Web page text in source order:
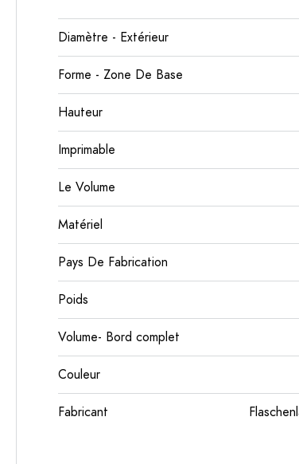
Diamètre - Extérieur
Forme - Zone De Base
Hauteur
Imprimable
Le Volume
Matériel
Pays De Fabrication
Poids
Volume- Bord complet
Couleur
Fabricant